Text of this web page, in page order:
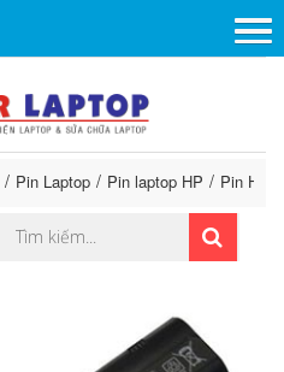
Pin Laptop Pin laptop HP Pin HP